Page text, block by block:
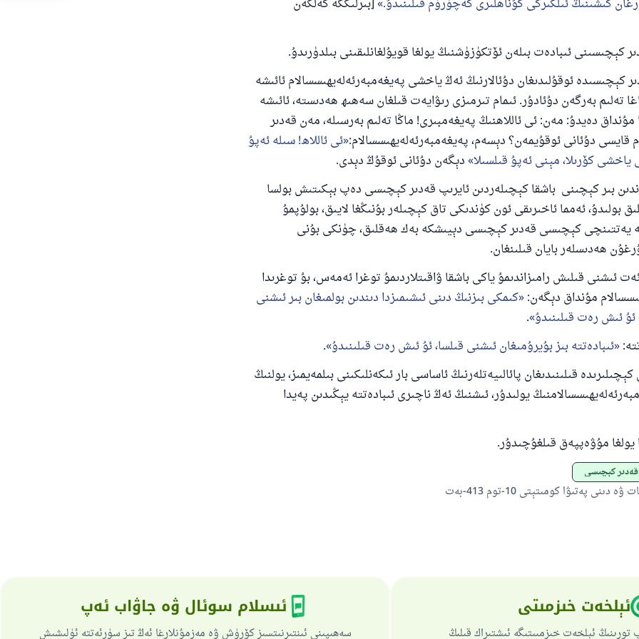
كىشىنىڭ ئىلگىركى گۇناھلىرى كەچۈرۈم قىلىنىدۇ. [بىرلىككە كەلگەن
كېچىسىنى ئىبادەت بىلەن ئۆتكۈزۈشنىڭ يولغا قويۇلغانلىقىنى بىلدۈرىدۇ.
كېچىسىدە ئوقۇلىدىغان دۇئالارنىڭ ئەڭ ياخشى پەيغەمبەرئەلەيھىسسالام ئائىشە
تەلىم بەرگەن دۇئادۇر. ئىمام تىرمىزى رىۋايەت قىلغان سەھىھ ھەدىستە، ئائىشە
مۇنداق دەيدۇ: مەن: ئى ئاللاھنىڭ پەيغەمبىرى! ماڭا تەلىم بەرسىلە، مەن قەدىر
قايسى دۇئانى ئوقۇيمەن؟ دېسەم، پەيغەمبەرئەلەيھىسسالام: ئى ئاللاھ! سىلە ئەپۇ
كۆرىلا، مېنى ئەپۇ قىلسىلا دېگەن دۇئانى ئوقۇڭ دېدى.
بىر كېچىنى باشقا كېچىلەردىن ئايرىپ قەدىر كېچىسى دەپ بېكىتىش بولسا
بولىدۇ، ئەمما ئاخىرىقى ئون كۈندىكى تاق كېچىلەر بۇنىڭغا لايىق، بولۇپمۇ
يەتتىنچى كېچىسى قەدىر كېچىسى دېيىشكە بەك ھەقلىق، چۈنكى بۇنى
ھەدىسلەر بايان قىلىنغان.
ئىشنى قىلىش رامىزاندىمۇ ياكى باشقا ۋاقىتلاردىمۇ توغرا ئەمەس، بۇ توغرىدا
مۇنداق دېگەن: كىمكى بىزنىڭ دىنى ئىشىمىزدا دىندىن بولمىغان بىر ئىشنى
ئۇ ئىش رەت قىلىنىدۇ .
ئىبادەتتە بىز بۇيرۇمىغان ئىشنى قىلسا، ئۇ ئىش رەت قىلىنىدۇ .
قىلىنىدىغان پائالىيەتلەرنىڭ ئاساسى بار ئىكەنلىكىنى بىلمەيمىز، يولنىڭ
يولىدۇر، ئىشنىڭ ئەڭ ناچىرى ئىبادەتتە يېڭىدىن پەيدا
يولغا مۇۋەپپەق قىلغۇچىدۇر.
قەدىر كېچىسى
دىنى پەتىۋا كومىتېتى 10-توم 413-بەت
ئېلخەت خىزمىتى
ئېلخەت خىزمىىتىگە ئىشتىراك قىلىڭ
ئىسلام سوئال ۋە جاۋاب ئەپ
سەھىپىنى ئىنتىرنىتسىز كۆرۈش ۋە مەزمۇنلارغا ئەڭ تىز سۈرئەتتە ئۈلىشىش
ساقلاپ قالدى
ئۇممەتكە جاۋاپ بېرىشىمىزگە ياردەم قىلىڭ
پەيغەمبەرئەلەيھىسسالام مۇنداق دېگەن:
باشلارپ قويغان كىشى قىلغۇچىغا ئوخشاش ساۋاپقا ئېرىشىدۇ
مۇسلىم رىۋايەت قىلغان (1893) ھەدىس